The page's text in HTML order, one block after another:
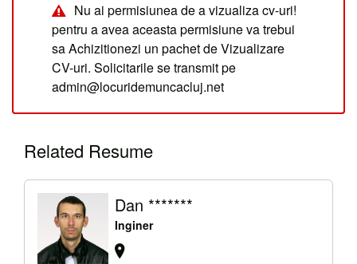
Nu ai permisiunea de a vizualiza cv-uri!
pentru a avea aceasta permisiune va trebui
sa Achizitionezi un pachet de Vizualizare
CV-uri. Solicitarile se transmit pe
admin@locuridemuncacluj.net
Related Resume
Dan *******
Inginer